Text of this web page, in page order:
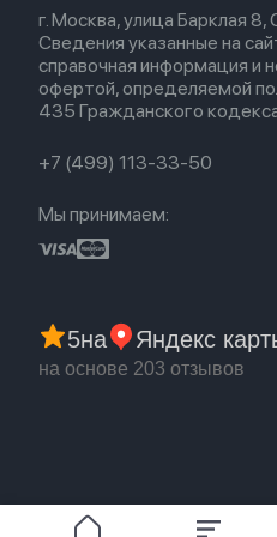
Airpods 2
Airpods (1-е)
Для Apple Watch
Политика
Оплата и доставка
Партнерская программа
Гарантия
Обмен и возврат
Trade-in
Новые поступления
Популярное
Акции
г. Москва, улица Барклая
Сведения указанные на
справочная информация и
офертой, определяемой
435 Гражданского
+7 (499) 113-33-50
Мы принимаем:
5на Яндекс
на основе 203 отзывов